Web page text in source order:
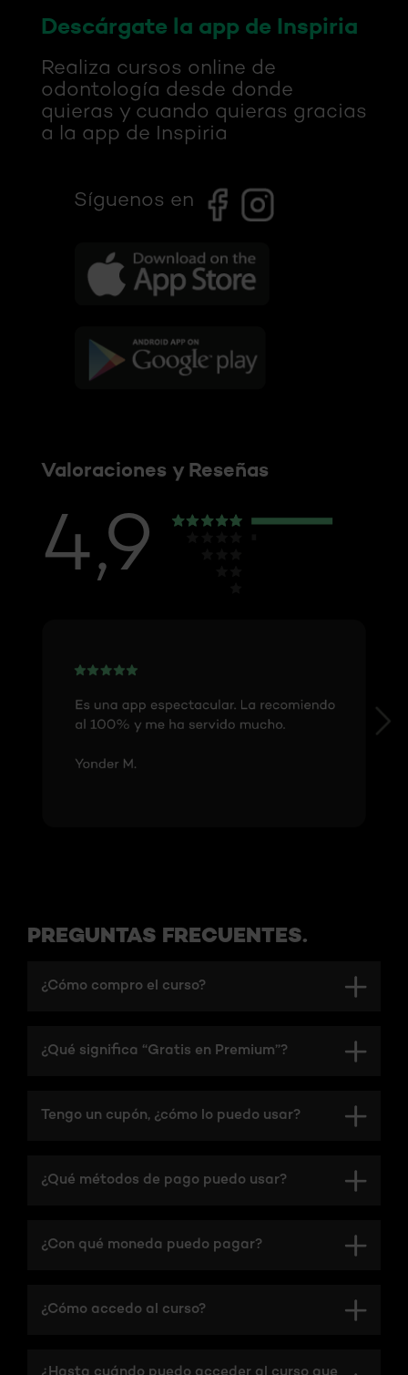
Descárgate la app de Inspiria
Realiza cursos online de
odontología desde donde
quieras y cuando quieras gracias
a la app de Inspiria
Síguenos en
Valoraciones y Reseñas
4,9
PREGUNTAS FRECUENTES.
¿Cómo compro el curso?
¿Qué significa “Gratis en Premium”?
Tengo un cupón, ¿cómo lo puedo usar?
¿Qué métodos de pago puedo usar?
¿Con qué moneda puedo pagar?
¿Cómo accedo al curso?